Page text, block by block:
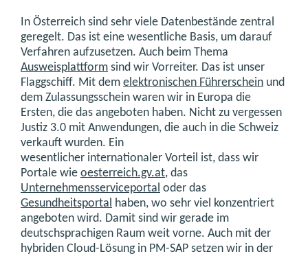
In Österreich sind sehr viele Datenbestände zentral
geregelt. Das ist eine wesentliche Basis, um darauf
Verfahren aufzusetzen. Auch beim Thema
Ausweisplattform sind wir Vorreiter. Das ist unser
Flaggschiff. Mit dem elektronischen Führerschein und
dem Zulassungsschein waren wir in Europa die
Ersten, die das angeboten haben. Nicht zu vergessen
Justiz 3.0 mit Anwendungen, die auch in die Schweiz
verkauft wurden. Ein
wesentlicher internationaler Vorteil ist, dass wir
Portale wie oesterreich.gv.at, das
Unternehmensserviceportal oder das
Gesundheitsportal haben, wo sehr viel konzentriert
angeboten wird. Damit sind wir gerade im
deutschsprachigen Raum weit vorne. Auch mit der
hybriden Cloud-Lösung in PM-SAP setzen wir in der